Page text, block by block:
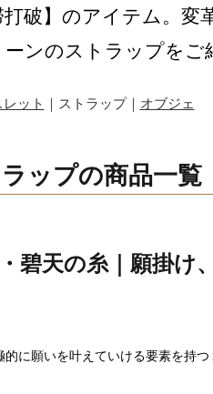
破】のアイテム。変
ンのストラップをご
ット ｜ストラップ｜ オブジェ
ップの商品一覧
碧天の糸｜願掛け
に願いを叶えていける要素を持